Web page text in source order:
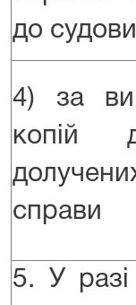
до
4) за
копій
справи
5. У разі